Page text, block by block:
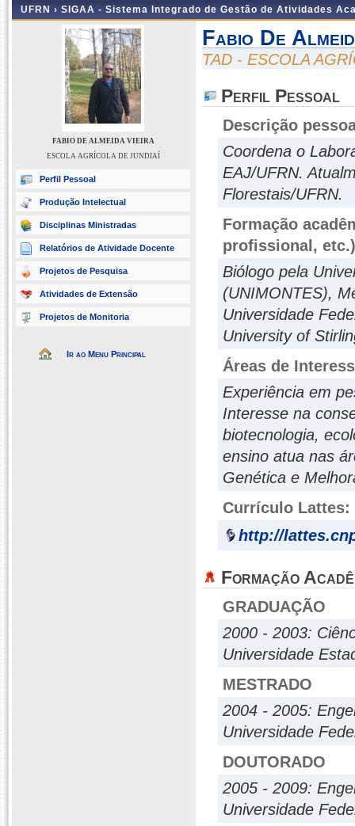
UFRN › SIGAA - Sistema Integrado de Gestão de Atividades
FABIO DE ALMEIDA VIEIRA
ESCOLA AGRÍCOLA DE JUNDIAÍ
Perfil Pessoal
Produção Intelectual
Disciplinas Ministradas
Relatórios de Atividade Docente
Projetos de Pesquisa
Atividades de Extensão
Projetos de Monitoria
Ir ao Menu Principal
Fabio De
TAD - ESCOLA
Perfil Pessoal
Descrição
Coordena o
EAJ/UFRN.
Florestais/UFRN.
Formação
profissional, etc.)
Biólogo pela
(UNIMONTES),
Universidade
University of
Áreas de
Experiência em
Interesse na
biotecnologia,
ensino atua nas
Genética e
Currículo Lattes:
http://
Formação
GRADUAÇÃO
2000 - 2003:
Universidade
MESTRADO
2004 - 2005:
Universidade
DOUTORADO
2005 - 2009:
Universidade